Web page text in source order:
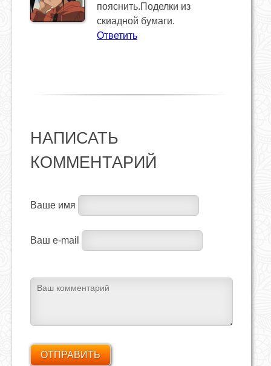
пояснить.Поделки из
скиадной бумаги.
Ответить
НАПИСАТЬ
КОММЕНТАРИЙ
Ваше имя
Ваш e-mail